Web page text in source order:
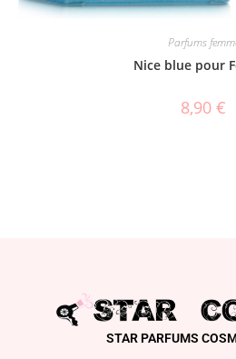
Parfums
Nice blue pour
8,90 €
STAR PARFUMS